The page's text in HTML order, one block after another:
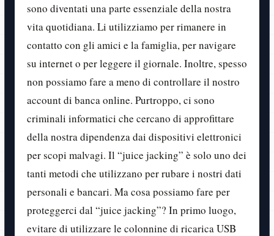
sono diventati una parte essenziale della nostra
vita quotidiana. Li utilizziamo per rimanere in
contatto con gli amici e la famiglia, per navigare
su internet o per leggere il giornale. Inoltre, spesso
non possiamo fare a meno di controllare il nostro
account di banca online. Purtroppo, ci sono
criminali informatici che cercano di approfittare
della nostra dipendenza dai dispositivi elettronici
per scopi malvagi. Il “juice jacking” è solo uno dei
tanti metodi che utilizzano per rubare i nostri dati
personali e bancari. Ma cosa possiamo fare per
proteggerci dal “juice jacking”? In primo luogo,
evitare di utilizzare le colonnine di ricarica USB